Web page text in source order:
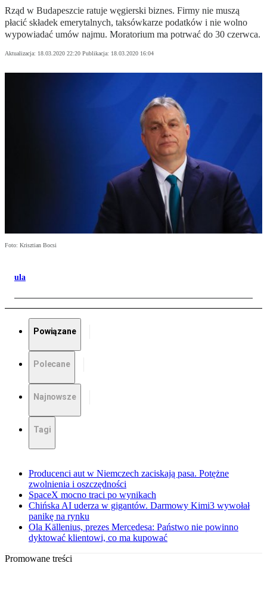
Rząd w Budapeszcie ratuje węgierski biznes. Firmy nie muszą
płacić składek emerytalnych, taksówkarze podatków i nie wolno
wypowiadać umów najmu. Moratorium ma potrwać do 30 czerwca.
Aktualizacja: 18.03.2020 22:20 Publikacja: 18.03.2020 16:04
Foto: Krisztian Bocsi
ula
Powiązane
Polecane
Najnowsze
Tagi
Producenci aut w Niemczech zaciskają pasa. Potężne
zwolnienia i oszczędności
SpaceX mocno traci po wynikach
Chińska AI uderza w gigantów. Darmowy Kimi3 wywołał
panikę na rynku
Ola Källenius, prezes Mercedesa: Państwo nie powinno
dyktować klientowi, co ma kupować
Promowane treści